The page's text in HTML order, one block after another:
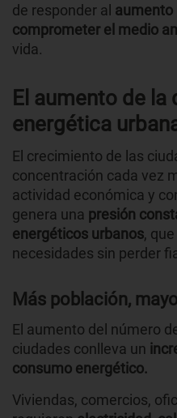
de responder al aumento
comprometer el medio
vida.
El aumento de la
energética
El crecimiento de las
concentración cada vez
actividad económica y
genera una presión
energéticos urbanos,
necesidades sin perder
Más población,
El aumento del número
ciudades conlleva un
consumo energético.
Viviendas, comercios,